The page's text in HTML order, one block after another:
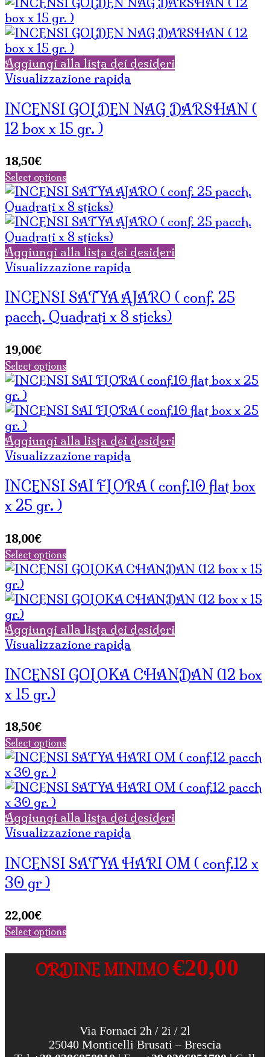
Aggiungi alla lista dei desideri
Visualizzazione rapida
INCENSI GOLDEN NAG DARSHAN (
12 box x 15 gr. )
18,50€
Select options
Aggiungi alla lista dei desideri
Visualizzazione rapida
INCENSI SATYA AJARO ( conf. 25
pacch. Quadrati x 8 sticks)
19,00€
Select options
Aggiungi alla lista dei desideri
Visualizzazione rapida
INCENSI SAI FLORA ( conf.10 flat box
x 25 gr. )
18,00€
Select options
Aggiungi alla lista dei desideri
Visualizzazione rapida
INCENSI GOLOKA CHANDAN (12 box
x 15 gr.)
18,50€
Select options
Aggiungi alla lista dei desideri
Visualizzazione rapida
INCENSI SATYA HARI OM ( conf.12 x
30 gr )
22,00€
Select options
ORDINE MINIMO€20,00
Via Fornaci 2h / 2i / 2l
25040 Monticelli Brusati – Brescia